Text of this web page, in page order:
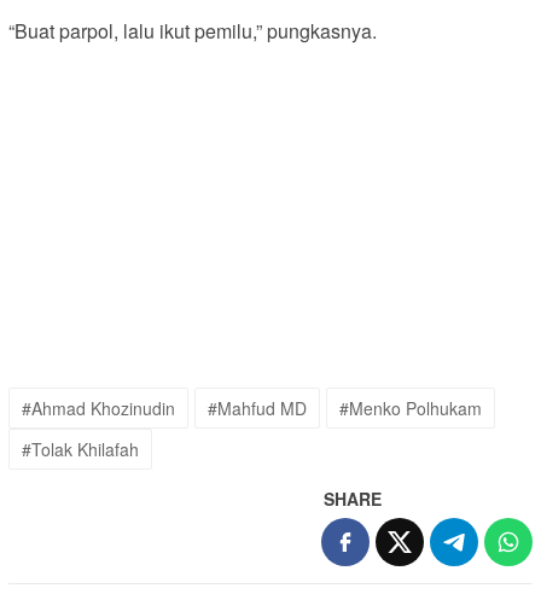
“Buat parpol, lalu ikut pemilu,” pungkasnya.
#Ahmad Khozinudin #Mahfud MD
#Menko Polhukam
#Tolak Khilafah
SHARE